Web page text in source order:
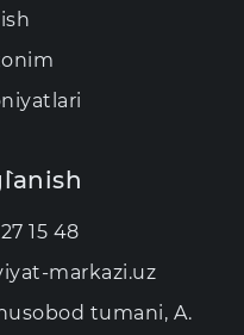
15 48
markazi.uz
tumani, A.